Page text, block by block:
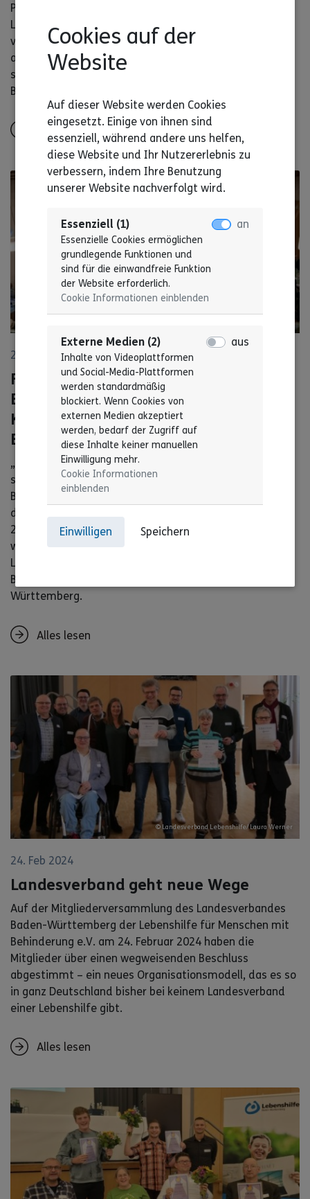
Paritätischen Baden-Württemberg und dem
Landesverband der Lebenshilfe Baden-Württemberg,
versammelte die Konferenz über 100 Teilnehmer*innen
aus verschiedenen Organisationen und Verbänden, die
sich für die Unterstützung von Menschen mit
Behinderung einsetzen.
Alles lesen
25. Mär 2024
Fachtag: Prozessbegleitung bei der
Entwicklung sexualpädagogischer
Konzepte in Einrichtungen der
Behindertenhilfe
„Prozessbegleitung bei der Entwicklung
sexualpädagogischer Konzepte in Einrichtungen der
Behindertenhilfe (ProSeKo)“. Unter diesem Namen hat
der inklusive Fachtag am Donnerstag, den 01.Februrar
2024 hat in Stuttgart stattgefunden. Ausgerichtet
wurde der Fachtag im Rahmen des gleichnamigen
Landesprojektes in Kooperation von der Lebenshilfe
Baden-Württemberg und pro familia Baden-
Württemberg.
Alles lesen
© Landesverband Lebenshilfe/ Laura Werner
24. Feb 2024
Landesverband geht neue Wege
Auf der Mitgliederversammlung des Landesverbandes
Baden-Württemberg der Lebenshilfe für Menschen mit
Behinderung e.V. am 24. Februar 2024 haben die
Mitglieder über einen wegweisenden Beschluss
abgestimmt – ein neues Organisationsmodell, das es so
in ganz Deutschland bisher bei keinem Landesverband
einer Lebenshilfe gibt.
Alles lesen
Cookies auf der
Website
Auf dieser Website werden Cookies
eingesetzt. Einige von ihnen sind
essenziell, während andere uns helfen,
diese Website und Ihr Nutzererlebnis zu
verbessern, indem Ihre Benutzung
unserer Website nachverfolgt wird.
Essenziell (1)
Essenzielle Cookies ermöglichen
grundlegende Funktionen und
sind für die einwandfreie Funktion
der Website erforderlich.
Cookie Informationen einblenden
an
Externe Medien (2)
Inhalte von Videoplattformen
und Social-Media-Plattformen
werden standardmäßig
blockiert. Wenn Cookies von
externen Medien akzeptiert
werden, bedarf der Zugriff auf
diese Inhalte keiner manuellen
Einwilligung mehr.
Cookie Informationen
einblenden
aus
Einwilligen Speichern